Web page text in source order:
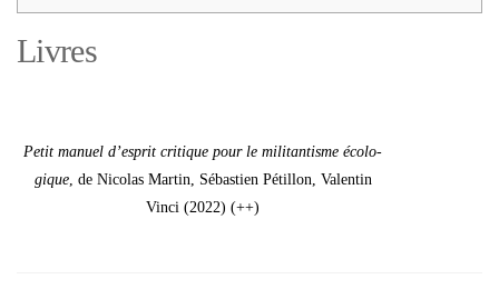
Livres
Petit manuel d’es­prit cri­tique pour le mili­tan­tisme éco­lo­
gique, de Nico­las Mar­tin, Sébas­tien Pétillon, Valen­tin
Vin­ci (2022) (++)